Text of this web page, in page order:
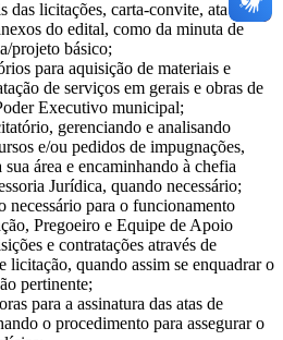
das licitações, carta-convite, ata de
do edital, como da minuta de
projeto básico;
para aquisição de materiais e
de serviços em gerais e obras de
Executivo municipal;
gerenciando e analisando
e/ou pedidos de impugnações,
área e encaminhando à chefia
Jurídica, quando necessário;
necessário para o funcionamento
Pregoeiro e Equipe de Apoio
e contratações através de
quando assim se enquadrar o
pertinente;
para a assinatura das atas de
o procedimento para assegurar o